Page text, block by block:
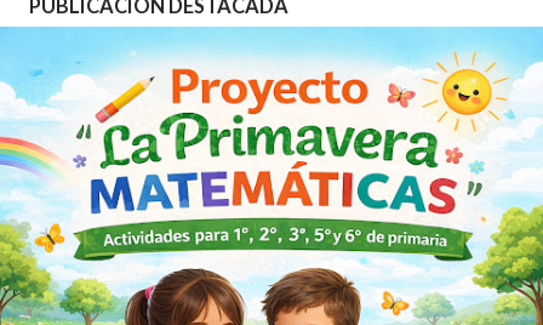
PUBLICACIÓN DESTACADA